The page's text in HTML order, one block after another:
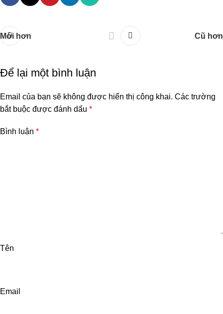
Mới hơn Cũ hơn
Để lại một bình luận
Email của bạn sẽ không được hiển thị công khai. Các trường
bắt buộc được đánh dấu *
Bình luận *
Tên
Email